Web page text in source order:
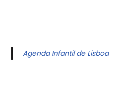
Agenda Infantil de Lisboa